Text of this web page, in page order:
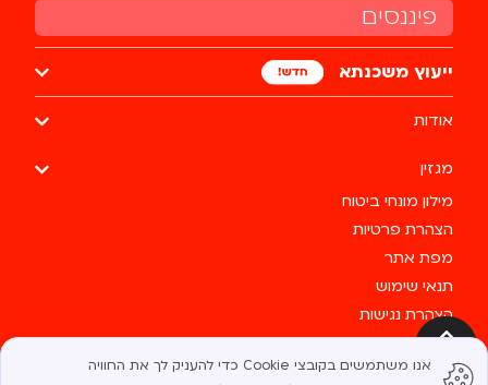
אנו משתמשים בקובצי Cookie כדי להעניק לך את החוויה
פיננסים
ייעוץ משכנתא
אודות
מגזין
מילון מונחי ביטוח
הצהרת פרטיות
מפת אתר
תנאי שימוש
הצהרת נגישות
צרו קשר
כל הזכויות שמורות לבסטי @ 2025